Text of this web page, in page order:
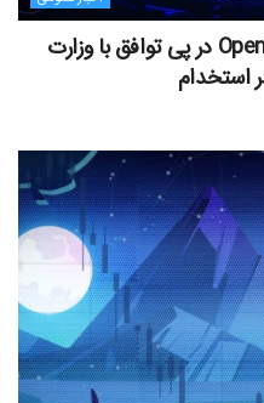
پرداخت ۳,۲۰۰,۰۰۰ دلار توسط OpenAI در پی توافق با وزارت
استخدام